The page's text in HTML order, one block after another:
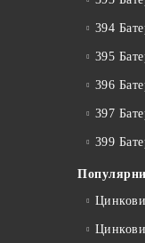
394
395
396
397
399